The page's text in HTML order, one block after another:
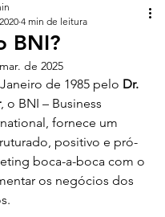
BNI?
4 min de leitura
de 2025
de 1985 pelo Dr.
, o BNI – Business
fornece um
positivo e pró-
boca-a-boca com o
os negócios dos